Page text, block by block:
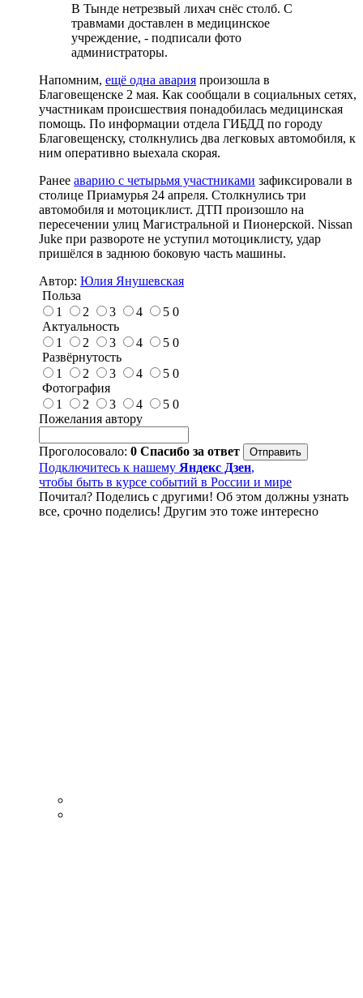
В Тынде нетрезвый лихач снёс столб. С
травмами доставлен в медицинское
учреждение, - подписали фото
администраторы.
Напомним, ещё одна авария произошла в
Благовещенске 2 мая. Как сообщали в социальных сетях,
участникам происшествия понадобилась медицинская
помощь. По информации отдела ГИБДД по городу
Благовещенску, столкнулись два легковых автомобиля, к
ним оперативно выехала скорая.
Ранее аварию с четырьмя участниками зафиксировали в
столице Приамурья 24 апреля. Столкнулись три
автомобиля и мотоциклист. ДТП произошло на
пересечении улиц Магистральной и Пионерской. Nissan
Juke при развороте не уступил мотоциклисту, удар
пришёлся в заднюю боковую часть машины.
Автор: Юлия Янушевская
Польза
1
2 3 4 5 0
Актуальность
1
2 3 4 5 0
Развёрнутость
1
2 3 4 5 0
Фотография
1
2 3 4 5 0
Пожелания автору
Проголосовало: 0 Спасибо за ответ
Подключитесь к нашему Яндекс Дзен,
чтобы быть в курсе событий в России и мире
Почитал? Поделись с другими! Об этом должны узнать
все, срочно поделись! Другим это тоже интересно